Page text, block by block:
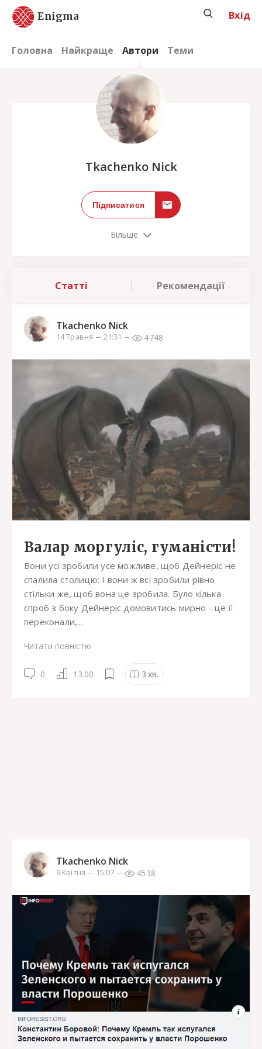
Enigma
Головна Найкраще Автори Теми
Вхід
Tkachenko Nick
Підписатися
Більше
Статті Рекомендації
Tkachenko Nick
14 Травня 21:31 4748
Валар моргуліс, гуманісти!
Вони усі зробили усе можливе, щоб Дейнеріс не
спалила столицю: І вони ж всі зробили рівно
стільки же, щоб вона це зробила. Було кілька
спроб з боку Дейнеріс домовитись мирно - це її
переконали,...
Читати повністю
0 13.00 3 хв.
Tkachenko Nick
9 Квітня 15:07 4538